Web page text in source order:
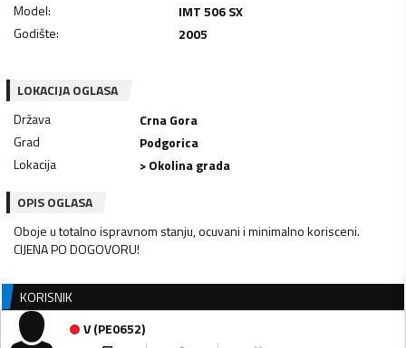
Model:
IMT 506 SX
Godište: 2005
LOKACIJA OGLASA
Država
Crna Gora
Grad
Podgorica
Lokacija
> Okolina grada
OPIS OGLASA
Oboje u totalno ispravnom stanju, ocuvani i minimalno korisceni.
CIJENA PO DOGOVORU!
KORISNIK
V(PE0652)